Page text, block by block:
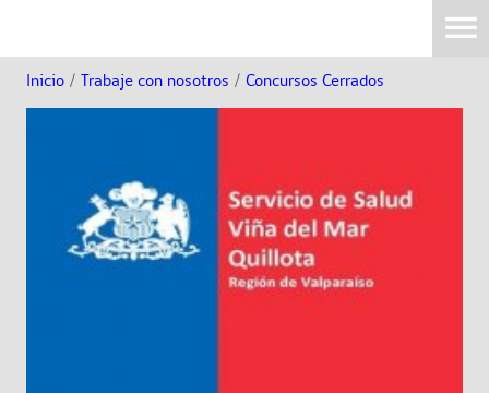
Inicio / Trabaje con nosotros / Concursos Cerrados